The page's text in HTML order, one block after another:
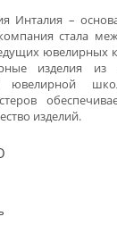
Инталия –
стала
ювелирных
изделия из
ювелирной
изделий.